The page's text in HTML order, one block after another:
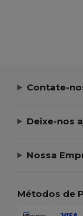
Contate-
Deixe-nos
Nossa
Métodos de